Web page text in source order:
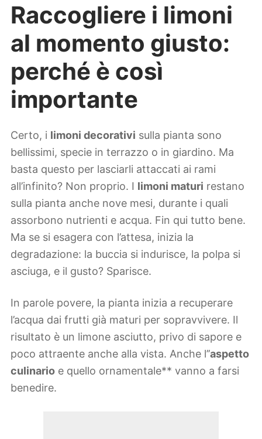
Raccogliere i limoni
al momento giusto:
perché è così
importante
Certo, i limoni decorativi sulla pianta sono
bellissimi, specie in terrazzo o in giardino. Ma
basta questo per lasciarli attaccati ai rami
all’infinito? Non proprio. I limoni maturi restano
sulla pianta anche nove mesi, durante i quali
assorbono nutrienti e acqua. Fin qui tutto bene.
Ma se si esagera con l’attesa, inizia la
degradazione: la buccia si indurisce, la polpa si
asciuga, e il gusto? Sparisce.
In parole povere, la pianta inizia a recuperare
l’acqua dai frutti già maturi per sopravvivere. Il
risultato è un limone asciutto, privo di sapore e
poco attraente anche alla vista. Anche l’’aspetto
culinario e quello ornamentale** vanno a farsi
benedire.